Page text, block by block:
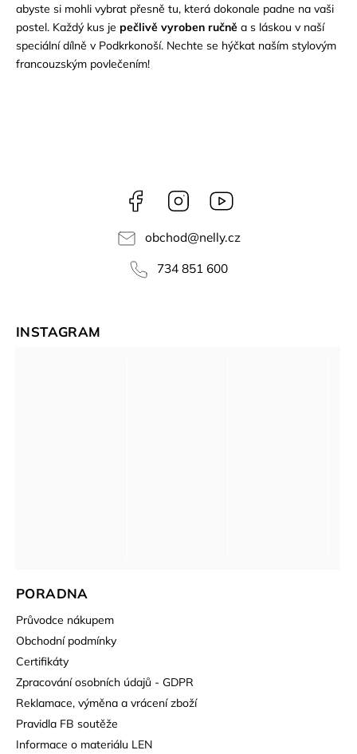
abyste si mohli vybrat přesně tu, která dokonale padne na vaši
postel. Každý kus je pečlivě vyroben ručně a s láskou v naší
speciální dílně v Podkrkonoší. Nechte se hýčkat naším stylovým
francouzským povlečením!
Facebook Instagram
obchod@nelly.cz
734 851 600
PORADNA
Průvodce nákupem
Obchodní podmínky
Certifikáty
Zpracování osobních údajů - GDPR
Reklamace, výměna a vrácení zboží
Pravidla FB soutěže
Informace o materiálu LEN
INSTAGRAM